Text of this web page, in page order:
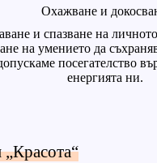
Охажване и
и спазване на
на умението да
посегателство
енергията ни.